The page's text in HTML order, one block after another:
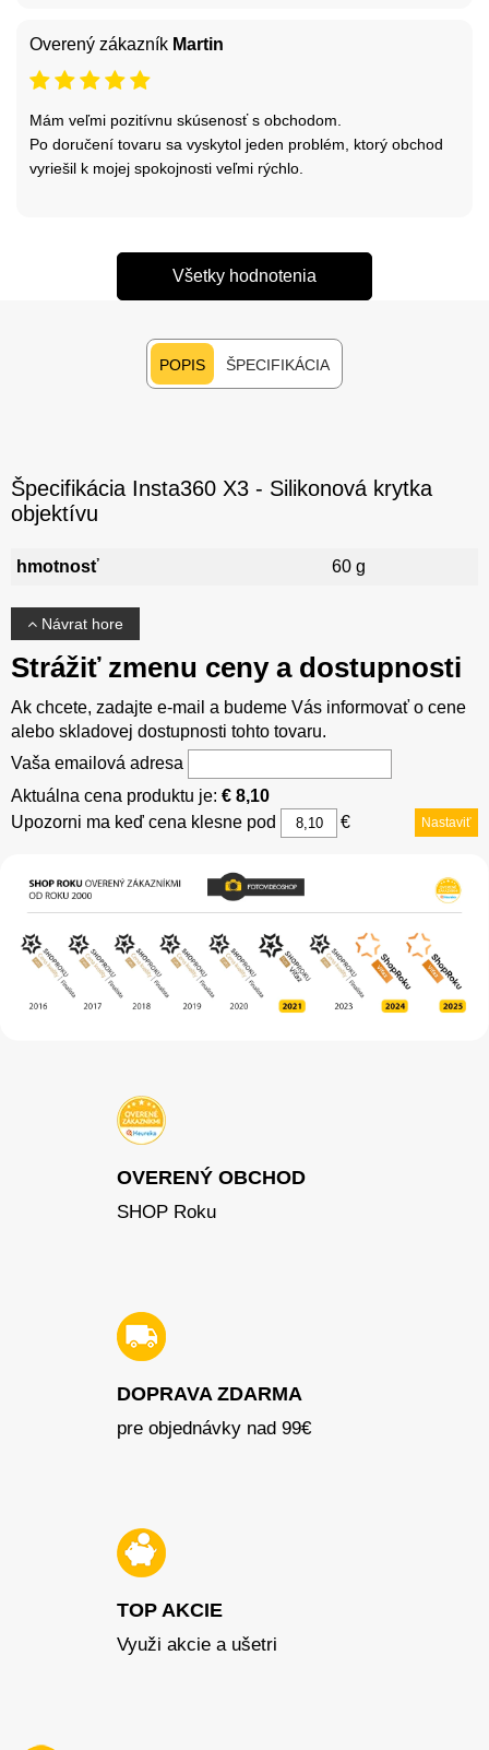
Overený zákazník Martin
Mám veľmi pozitívnu skúsenosť s obchodom.
Po doručení tovaru sa vyskytol jeden problém, ktorý obchod
vyriešil k mojej spokojnosti veľmi rýchlo.
Všetky hodnotenia
POPIS ŠPECIFIKÁCIA
Špecifikácia Insta360 X3 - Silikonová krytka
objektívu
hmotnosť 60 g
Návrat hore
Strážiť zmenu ceny a dostupnosti
Ak chcete, zadajte e-mail a budeme Vás informovať o cene
alebo skladovej dostupnosti tohto tovaru.
Vaša emailová adresa
Aktuálna cena produktu je: € 8,10
Upozorni ma keď cena klesne pod
€ Nastaviť
OVERENÝ OBCHOD
SHOP Roku
DOPRAVA ZDARMA
pre objednávky nad 99€
TOP AKCIE
Využi akcie a ušetri